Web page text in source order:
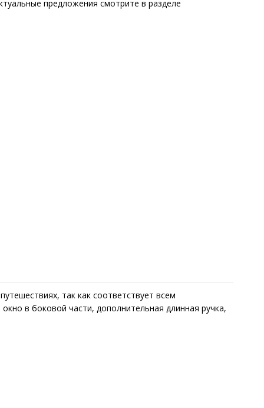
предложения смотрите в разделе
так как соответствует всем
в боковой части, дополнительная длинная ручка,